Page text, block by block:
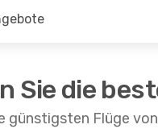
Sie die
günstigsten Flüge